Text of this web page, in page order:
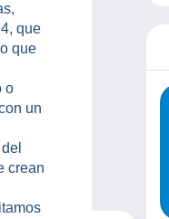
que
que
o
un
crean